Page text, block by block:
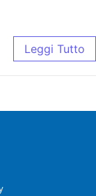
Leggi Tutto